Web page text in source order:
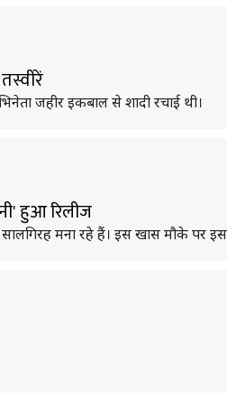
जहीर इकबाल से शादी रचाई थी।
हुआ रिलीज
मना रहे हैं। इस खास मौके पर